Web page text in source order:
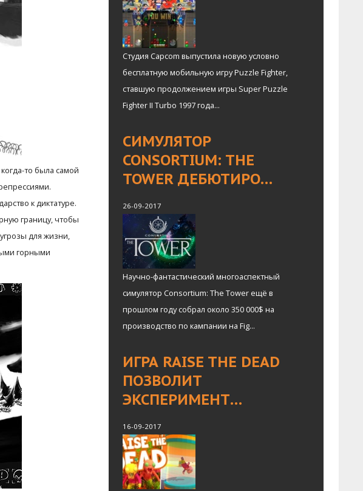
то была самой
к диктатуре.
границу, чтобы
для жизни,
горными
Студия Capcom выпустила новую условно
бесплатную мобильную игру Puzzle Fighter,
ставшую продолжением игры Super Puzzle
Fighter II Turbo 1997 года...
СИМУЛЯТОР
CONSORTIUM: THE
TOWER ДЕБЮТИРО…
26-09-2017
Научно-фантастический многоаспектный
симулятор Consortium: The Tower ещё в
прошлом году собрал около 350 000$ на
производство по кампании на Fig...
ИГРА RAISE THE DEAD
ПОЗВОЛИТ
ЭКСПЕРИМЕНТ…
16-09-2017